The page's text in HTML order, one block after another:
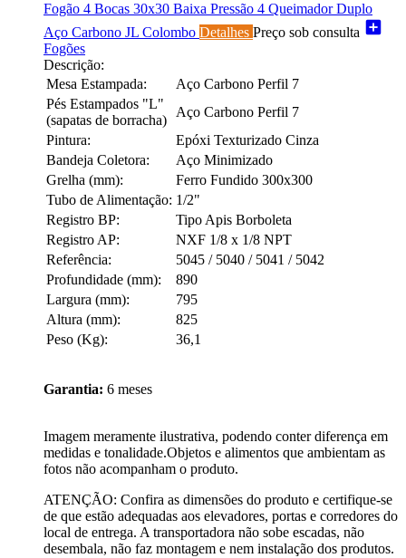
Fogão 4 Bocas 30x30 Baixa Pressão 4 Queimador Duplo
Aço Carbono JL Colombo Detalhes Preço sob consulta add_box
Fogões
Descrição:
Mesa Estampada:
Aço Carbono Perfil 7
Pés Estampados "L"
(sapatas de borracha)
Aço Carbono Perfil 7
Pintura:
Epóxi Texturizado Cinza
Bandeja Coletora:
Aço Minimizado
Grelha (mm):
Ferro Fundido 300x300
Tubo de Alimentação: 1/2"
Registro BP:
Tipo Apis Borboleta
Registro AP:
NXF 1/8 x 1/8 NPT
Referência:
5045 / 5040 / 5041 / 5042
Profundidade (mm):
890
Largura (mm):
795
Altura (mm):
825
Peso (Kg):
36,1
Garantia: 6 meses
Imagem meramente ilustrativa, podendo conter diferença em
medidas e tonalidade.Objetos e alimentos que ambientam as
fotos não acompanham o produto.
ATENÇÃO: Confira as dimensões do produto e certifique-se
de que estão adequadas aos elevadores, portas e corredores do
local de entrega. A transportadora não sobe escadas, não
desembala, não faz montagem e nem instalação dos produtos.